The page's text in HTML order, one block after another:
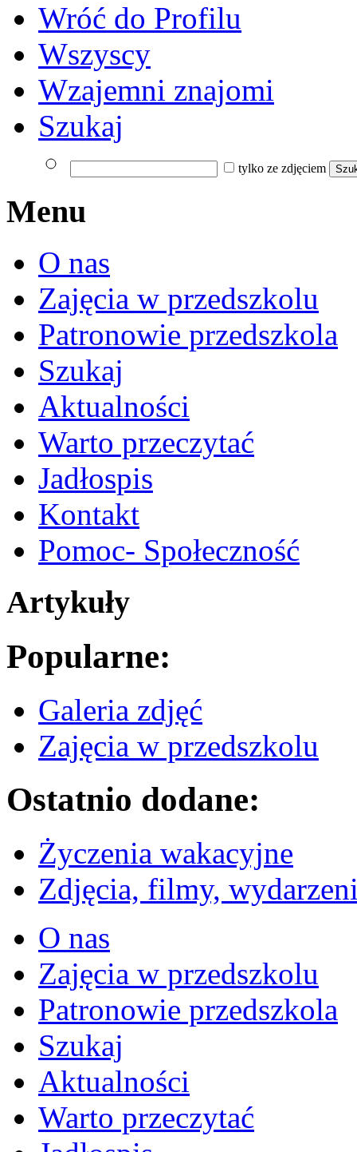
Wróć do Profilu
Wszyscy
Wzajemni znajomi
Szukaj
tylko ze zdjęciem
Menu
O nas
Zajęcia w przedszkolu
Patronowie przedszkola
Szukaj
Aktualności
Warto przeczytać
Jadłospis
Kontakt
Pomoc- Społeczność
Artykuły
Popularne:
Galeria zdjęć
Zajęcia w przedszkolu
Ostatnio dodane:
Życzenia wakacyjne
Zdjęcia, filmy,
O nas
Zajęcia w przedszkolu
Patronowie przedszkola
Szukaj
Aktualności
Warto przeczytać